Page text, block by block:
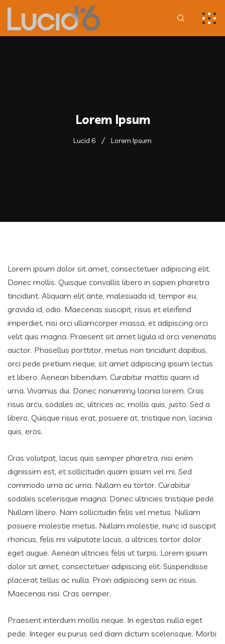
Lorem Ipsum
Lucid 6 Lorem Ipsum
Lorem ipsum dolor sit amet, consectetuer adipiscing elit.
Donec mollis. Quisque convallis libero in sapien pharetra
tincidunt. Aliquam elit ante, malesuada id, tempor eu,
gravida id, odio. Maecenas suscipit, risus et eleifend
imperdiet, nisi orci ullamcorper massa, et adipiscing orci
velit quis magna. Praesent sit amet ligula id orci venenatis
auctor. Phasellus porttitor, metus non tincidunt dapibus,
orci pede pretium neque, sit amet adipiscing ipsum lectus
et libero. Aenean bibendum. Curabitur mattis quam id
urna. Vivamus dui. Donec nonummy lacinia lorem. Cras
risus arcu, sodales ac, ultrices ac, mollis quis, justo. Sed a
libero. Quisque risus erat, posuere at, tristique non, lacinia
quis, eros.
Cras volutpat, lacus quis semper pharetra, nisi enim
dignissim est, et sollicitudin quam ipsum vel mi. Sed
commodo urna ac urna. Nullam eu tortor. Curabitur
sodales scelerisque magna. Donec ultricies tristique pede.
Nullam libero. Nam sollicitudin felis vel metus. Nullam
posuere molestie metus. Nullam molestie, nunc id suscipit
rhoncus, felis mi vulputate lacus, a ultrices tortor dolor
eget augue. Aenean ultricies felis ut turpis. Lorem ipsum
dolor sit amet, consectetuer adipiscing elit. Suspendisse
placerat tellus ac nulla. Proin adipiscing sem ac risus.
Maecenas nisi. Cras semper.
Praesent interdum mollis neque. In egestas nulla eget
pede. Integer eu purus sed diam dictum scelerisque. Morbi